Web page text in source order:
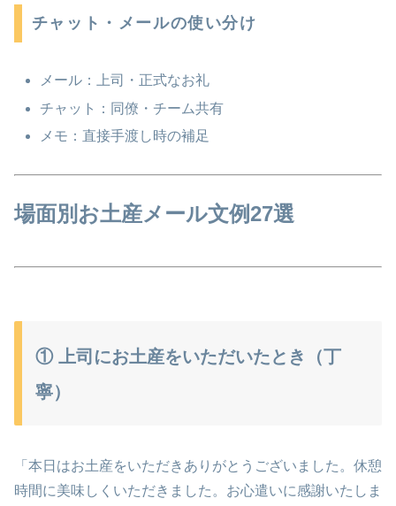
チャット・メールの使い分け
メール：上司・正式なお礼
チャット：同僚・チーム共有
メモ：直接手渡し時の補足
場面別お土産メール文例27選
① 上司にお土産をいただいたとき（丁
寧）
「本日はお土産をいただきありがとうございました。休憩
時間に美味しくいただきました。お心遣いに感謝いたしま